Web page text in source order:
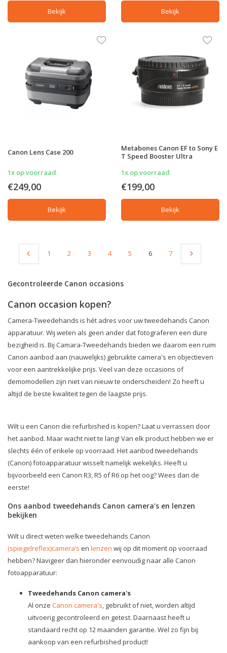
Bekijk Bekijk
Canon Lens Case 200
1x op voorraad
€249,00
Bekijk
Metabones Canon EF to Sony E
T Speed Booster Ultra
1x op voorraad
€199,00
Bekijk
1 2 3 4 5 6 7
Gecontroleerde Canon occasions
Canon occasion kopen?
Camera-Tweedehands is hét adres voor uw tweedehands Canon
apparatuur. Wij weten als geen ander dat fotograferen een dure
bezigheid is. Bij Camara-Tweedehands bieden we daarom een ruim
Canon aanbod aan (nauwelijks) gebruikte camera's en objectieven
voor een aantrekkelijke prijs. Veel van deze occasions of
demomodellen zijn niet van nieuw te onderscheiden! Zo heeft u
altijd de beste kwaliteit tegen de laagste prijs.
Wilt u een Canon die refurbished is kopen? Laat u verrassen door
het aanbod. Maar wacht niet te lang! Van elk product hebben we er
slechts één of enkele op voorraad. Het aanbod tweedehands
(Canon) fotoapparatuur wisselt namelijk wekelijks. Heeft u
bijvoorbeeld een Canon R3, R5 of R6 op het oog? Wees dan de
eerste!
Ons aanbod tweedehands Canon camera’s en lenzen
bekijken
Wilt u direct weten welke tweedehands Canon
(spiegelreflex)camera’s en lenzen wij op dit moment op voorraad
hebben? Navigeer dan hieronder eenvoudig naar alle Canon
fotoapparatuur:
Tweedehands Canon camera's
Al onze Canon camera's, gebruikt of niet, worden altijd
uitvoerig gecontroleerd en getest. Daarnaast heeft u
standaard recht op 12 maanden garantie. Wel zo fijn bij
aankoop van een refurbished product!